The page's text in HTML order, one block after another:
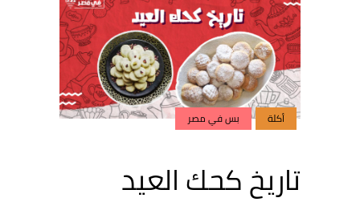
أكلة بس في مصر
تاريخ كحك العيد